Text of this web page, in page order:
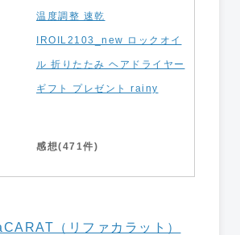
温度調整 速乾
IROIL2103_new ロックオイ
ル 折りたたみ ヘアドライヤー
ギフト プレゼント rainy
感想(471件)
（リファカラット）